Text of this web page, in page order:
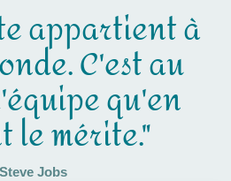
appartient à
C'est au
qu'en
le mérite."
Steve Jobs